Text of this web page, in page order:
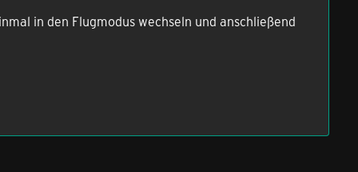
in den Flugmodus wechseln und anschließend